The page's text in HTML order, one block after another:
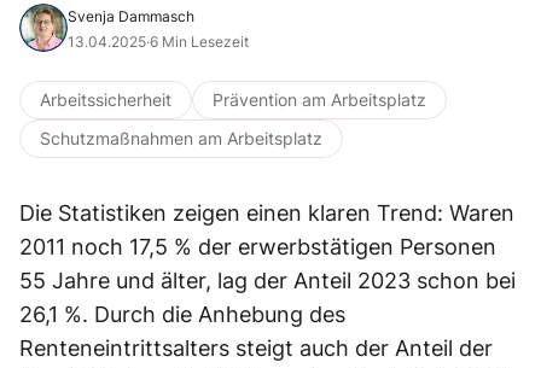
Svenja Dammasch
13.04.2025·6 Min Lesezeit
Arbeitssicherheit
Prävention am Arbeitsplatz
Schutzmaßnahmen am Arbeitsplatz
Die Statistiken zeigen einen klaren Trend: Waren
2011 noch 17,5 % der erwerbstätigen Personen
55 Jahre und älter, lag der Anteil 2023 schon bei
26,1 %. Durch die Anhebung des
Renteneintrittsalters steigt auch der Anteil der